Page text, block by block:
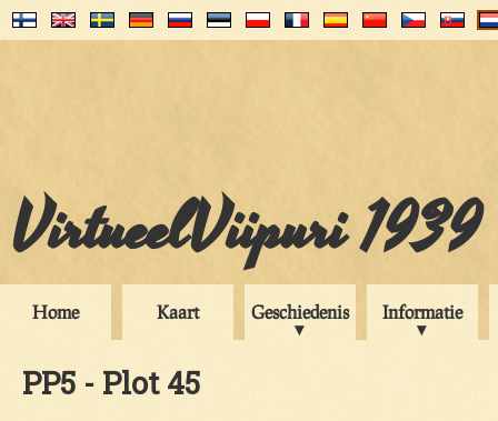
VirtueelViipuri 1939
Home Kaart Geschiedenis Informatie
PP5 - Plot 45